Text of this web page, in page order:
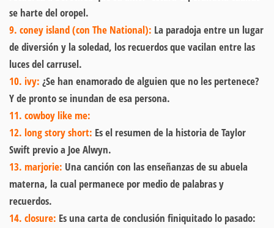
se harte del oropel.
9. coney island (con The National): La paradoja entre un lugar
de diversión y la soledad, los recuerdos que vacilan entre las
luces del carrusel.
10. ivy: ¿Se han enamorado de alguien que no les pertenece?
Y de pronto se inundan de esa persona.
11. cowboy like me:
12. long story short: Es el resumen de la historia de Taylor
Swift previo a Joe Alwyn.
13. marjorie: Una canción con las enseñanzas de su abuela
materna, la cual permanece por medio de palabras y
recuerdos.
14. closure: Es una carta de conclusión finiquitado lo pasado: